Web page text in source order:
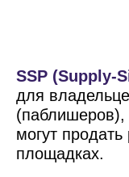
SSP (Supply-
для
могут
площадках.